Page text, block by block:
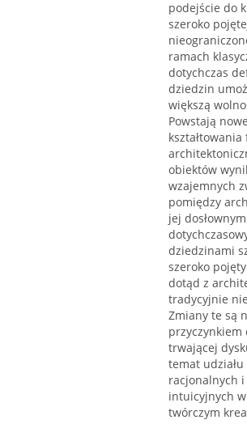
podejście do
szeroko
ramach
dotychczas
dziedzin
większą
Powstają
kształtowania
obiektów
wzajemnych
pomiędzy
jej dosłownym
dziedzinami
szeroko
dotąd z
tradycyjnie
Zmiany te są
przyczynkiem
trwającej
temat
racjonalnych i
intuicyjnych
twórczym